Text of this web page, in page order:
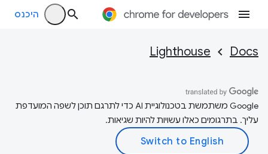
היכנס
Docs
Lighthouse
‫Google משתמשת בטכנולוגיית AI כדי לתרגם תוכן לשפה המועדפת
עליך. בתרגומים כאלו עשויות להיות שגיאות.